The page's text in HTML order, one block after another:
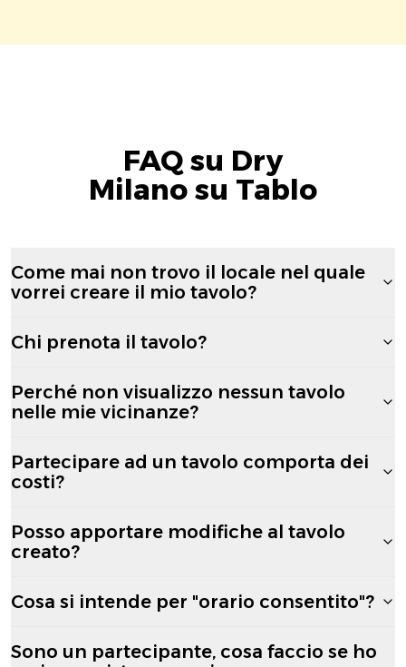
FAQ su Dry
Milano su Tablo
Come mai non trovo il locale nel quale
vorrei creare il mio tavolo?
Chi prenota il tavolo?
Perché non visualizzo nessun tavolo
nelle mie vicinanze?
Partecipare ad un tavolo comporta dei
costi?
Posso apportare modifiche al tavolo
creato?
Cosa si intende per "orario consentito"?
Sono un partecipante, cosa faccio se ho